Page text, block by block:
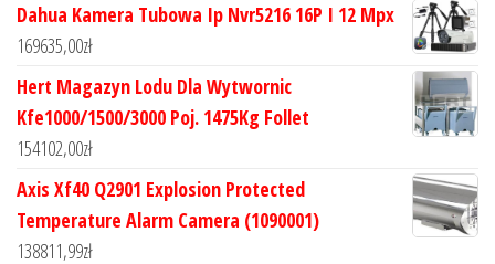
Dahua Kamera Tubowa Ip Nvr5216 16P I 12 Mpx
169635,00zł
Hert Magazyn Lodu Dla Wytwornic
Kfe1000/1500/3000 Poj. 1475Kg Follet
154102,00zł
Axis Xf40 Q2901 Explosion Protected
Temperature Alarm Camera (1090001)
138811,99zł